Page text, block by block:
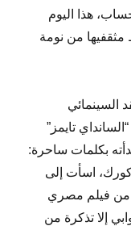
هذا اليوم
من نومة
السينمائي
تايمز”
بكلمات ساحرة:
اسأت إلى
من فيلم مصري
إلا تذكرة من